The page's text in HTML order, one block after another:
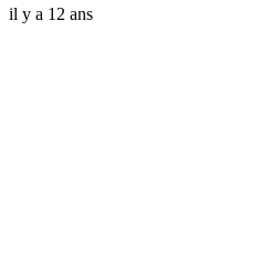
il y a 12 ans